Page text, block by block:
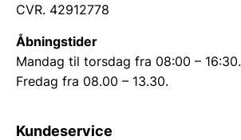
CVR. 42912778
Åbningstider
Mandag til torsdag fra 08:00 – 16:30.
Fredag fra 08.00 – 13.30.
Kundeservice